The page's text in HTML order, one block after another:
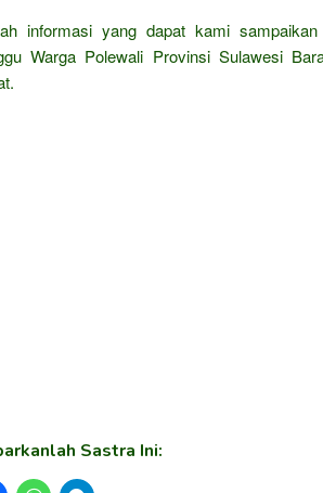
informasi yang dapat kami
Warga Polewali Provinsi Sulawesi
Sastra Ini: